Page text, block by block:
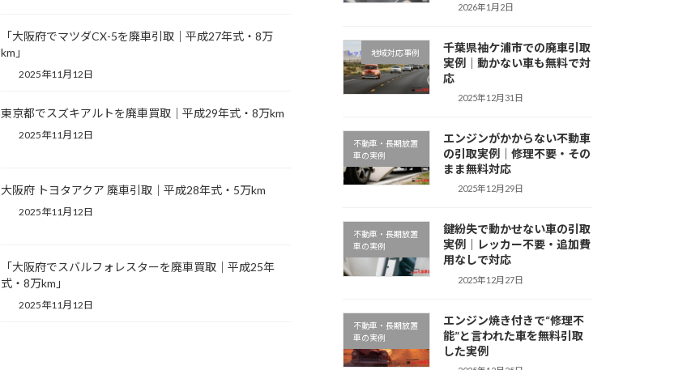
「大阪府でマツダCX-5を廃車引取｜平成27年式・8万
km」
2025年11月12日
東京都でスズキアルトを廃車買取｜平成29年式・8万km
2025年11月12日
大阪府 トヨタアクア 廃車引取｜平成28年式・5万km
2025年11月12日
「大阪府でスバルフォレスターを廃車買取｜平成25年
式・8万km」
2025年11月12日
2026年1月2日
地域対応事例
千葉県袖ケ浦市での廃車引取
実例｜動かない車も無料で対
応
2025年12月31日
不動車・長期放置
車の実例
エンジンがかからない不動車
の引取実例｜修理不要・その
まま無料対応
2025年12月29日
不動車・長期放置
車の実例
鍵紛失で動かせない車の引取
実例｜レッカー不要・追加費
用なしで対応
2025年12月27日
不動車・長期放置
車の実例
エンジン焼き付きで“修理不
能”と言われた車を無料引取
した実例